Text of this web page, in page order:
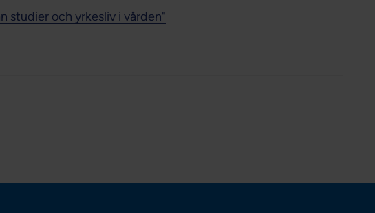
studier och yrkesliv i vården"